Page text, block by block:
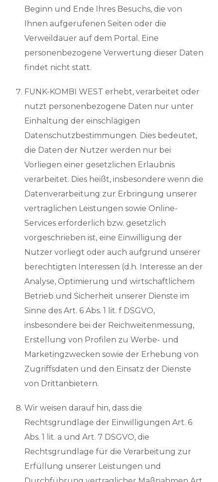
Beginn und Ende Ihres Besuchs, die von
Ihnen aufgerufenen Seiten oder die
Verweildauer auf dem Portal. Eine
personenbezogene Verwertung dieser Daten
findet nicht statt.
FUNK-KOMBI WEST erhebt, verarbeitet oder
nutzt personenbezogene Daten nur unter
Einhaltung der einschlägigen
Datenschutzbestimmungen. Dies bedeutet,
die Daten der Nutzer werden nur bei
Vorliegen einer gesetzlichen Erlaubnis
verarbeitet. Dies heißt, insbesondere wenn die
Datenverarbeitung zur Erbringung unserer
vertraglichen Leistungen sowie Online-
Services erforderlich bzw. gesetzlich
vorgeschrieben ist, eine Einwilligung der
Nutzer vorliegt oder auch aufgrund unserer
berechtigten Interessen (d.h. Interesse an der
Analyse, Optimierung und wirtschaftlichem
Betrieb und Sicherheit unserer Dienste im
Sinne des Art. 6 Abs. 1 lit. f DSGVO,
insbesondere bei der Reichweitenmessung,
Erstellung von Profilen zu Werbe- und
Marketingzwecken sowie der Erhebung von
Zugriffsdaten und den Einsatz der Dienste
von Drittanbietern.
Wir weisen darauf hin, dass die
Rechtsgrundlage der Einwilligungen Art. 6
Abs. 1 lit. a und Art. 7 DSGVO, die
Rechtsgrundlage für die Verarbeitung zur
Erfüllung unserer Leistungen und